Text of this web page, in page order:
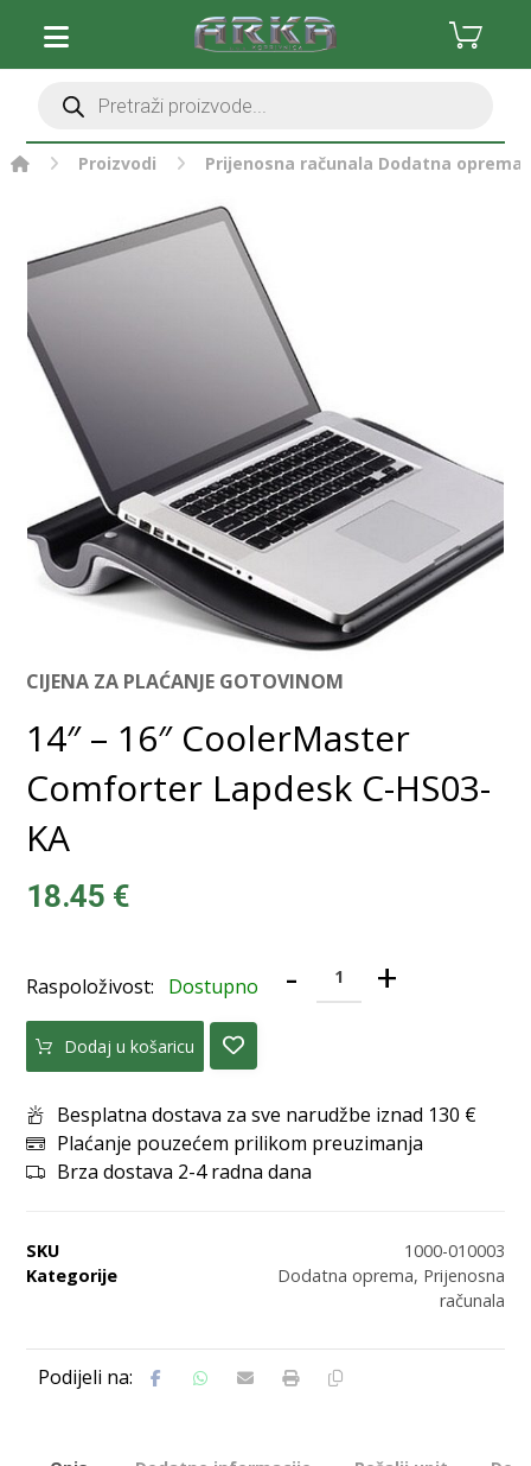
Proizvodi Prijenosna računala Dodatna oprema
CIJENA ZA PLAĆANJE GOTOVINOM
14″ – 16″ CoolerMaster
Comforter Lapdesk C-HS03-
KA
18.45 €
Raspoloživost: Dostupno - +
Dodaj u košaricu
Besplatna dostava za sve narudžbe iznad 130 €
Plaćanje pouzećem prilikom preuzimanja
Brza dostava 2-4 radna dana
SKU
1000-010003
Kategorije
Dodatna oprema, Prijenosna
računala